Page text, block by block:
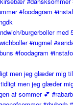
men jeg glæder mig til